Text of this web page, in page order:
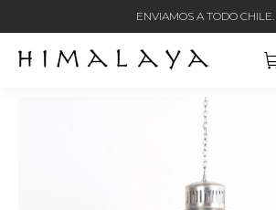
ENVIAMOS A TODO CHILE.